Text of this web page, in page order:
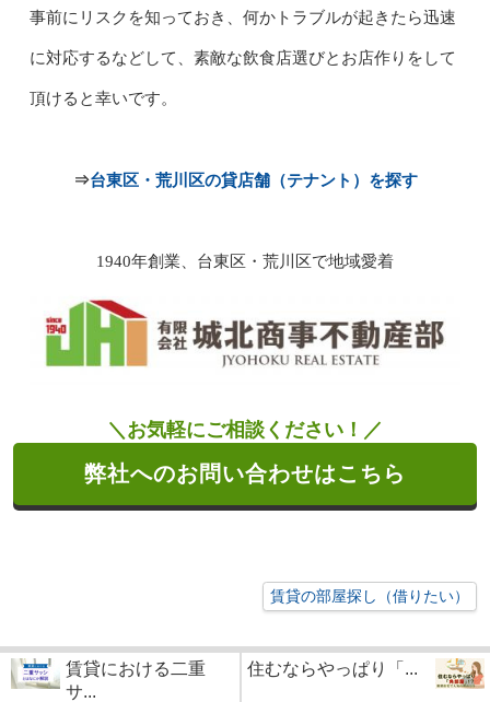
事前にリスクを知っておき、何かトラブルが起きたら迅速
に対応するなどして、素敵な飲食店選びとお店作りをして
頂けると幸いです。
⇒台東区・荒川区の貸店舗（テナント）を探す
1940年創業、台東区・荒川区で地域愛着
＼お気軽にご相談ください！／
弊社へのお問い合わせはこちら
賃貸の部屋探し（借りたい）
賃貸における二重
サ...
住むならやっぱり「...